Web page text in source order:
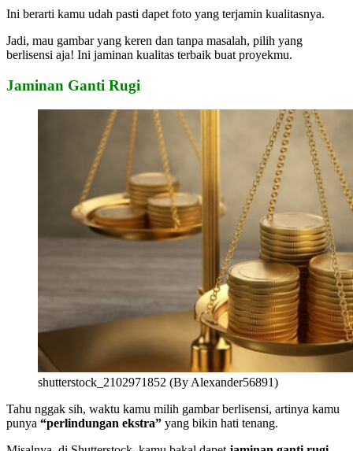
Ini berarti kamu udah pasti dapet foto yang terjamin kualitasnya.
Jadi, mau gambar yang keren dan tanpa masalah, pilih yang
berlisensi aja! Ini jaminan kualitas terbaik buat proyekmu.
Jaminan Ganti Rugi
shutterstock_2102971852 (By Alexander56891)
Tahu nggak sih, waktu kamu milih gambar berlisensi, artinya kamu
punya “perlindungan ekstra” yang bikin hati tenang.